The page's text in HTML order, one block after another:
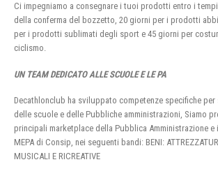
Ci impegniamo a consegnare i tuoi prodotti entro i
della conferma del bozzetto, 20 giorni per i prodotti
per i prodotti sublimati degli sport e 45 giorni per
ciclismo.
UN TEAM DEDICATO ALLE SCUOLE E LE PA
Decathlonclub ha sviluppato competenze specifiche per
delle scuole e delle Pubbliche amministrazioni, Siamo
principali marketplace della Pubblica Amministrazione e
MEPA di Consip, nei seguenti bandi: BENI:
MUSICALI E RICREATIVE